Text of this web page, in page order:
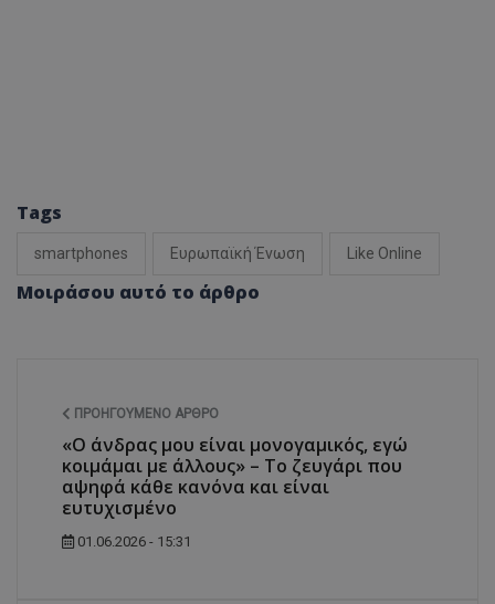
Tags
smartphones Ευρωπαϊκή Ένωση Like Online
Μοιράσου αυτό το άρθρο
ΠΡΟΗΓΟΎΜΕΝΟ ΆΡΘΡΟ
«Ο άνδρας μου είναι μονογαμικός, εγώ
κοιμάμαι με άλλους» – Το ζευγάρι που
αψηφά κάθε κανόνα και είναι
ευτυχισμένο
01.06.2026 - 15:31